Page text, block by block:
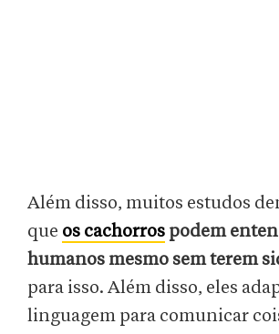
Além disso, muitos estudos
que os cachorros podem
humanos mesmo sem terem
para isso. Além disso, eles
linguagem para comunicar